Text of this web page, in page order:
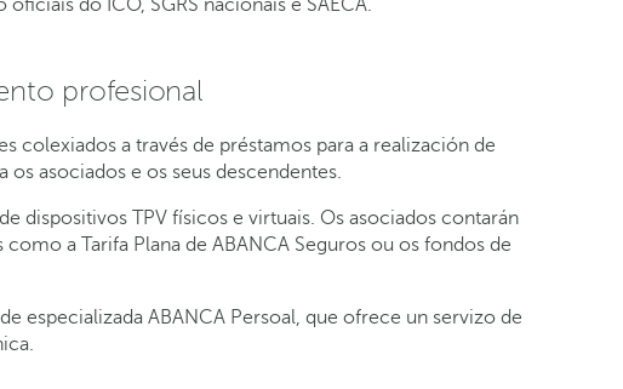
do ICO, SGRS nacionais e SAECA.
profesional
a través de préstamos para a realización de
asociados e os seus descendentes.
dispositivos TPV físicos e virtuais. Os asociados contarán
a Tarifa Plana de ABANCA Seguros ou os fondos de
especializada ABANCA Persoal, que ofrece un servizo de